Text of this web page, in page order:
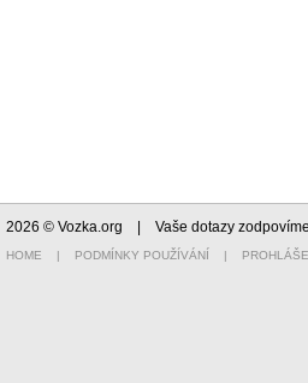
2026 © Vozka.org | Vaše dotazy
HOME | PODMÍNKY POUŽÍVÁNÍ |